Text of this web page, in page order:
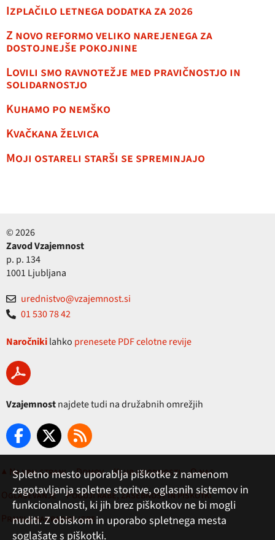
Izplačilo letnega dodatka za 2026
Z novo reformo veliko narejenega za
dostojnejše pokojnine
Lovili smo ravnotežje med pravičnostjo in
solidarnostjo
Kuhamo po nemško
Kvačkana želvica
Moji ostareli starši se spreminjajo
© 2026
Zavod Vzajemnost
p. p. 134
1001 Ljubljana
urednistvo@vzajemnost.si
01 530 78 42
Naročnikilahko prenesete PDF celotne revije
Vzajemnostnajdete tudi na družabnih omrežjih
▲ Na vrh strani Domov Klub ugodnosti
O nas
Oglaševanje
Pogoji rabe, zasebnost in piškotki
Pravila nagradne igre
Spletno mesto uporablja piškotke z namenom
zagotavljanja spletne storitve, oglasnih sistemov in
funkcionalnosti, ki jih brez piškotkov ne bi mogli
nuditi. Z obiskom in uporabo spletnega mesta
soglašate s piškotki.